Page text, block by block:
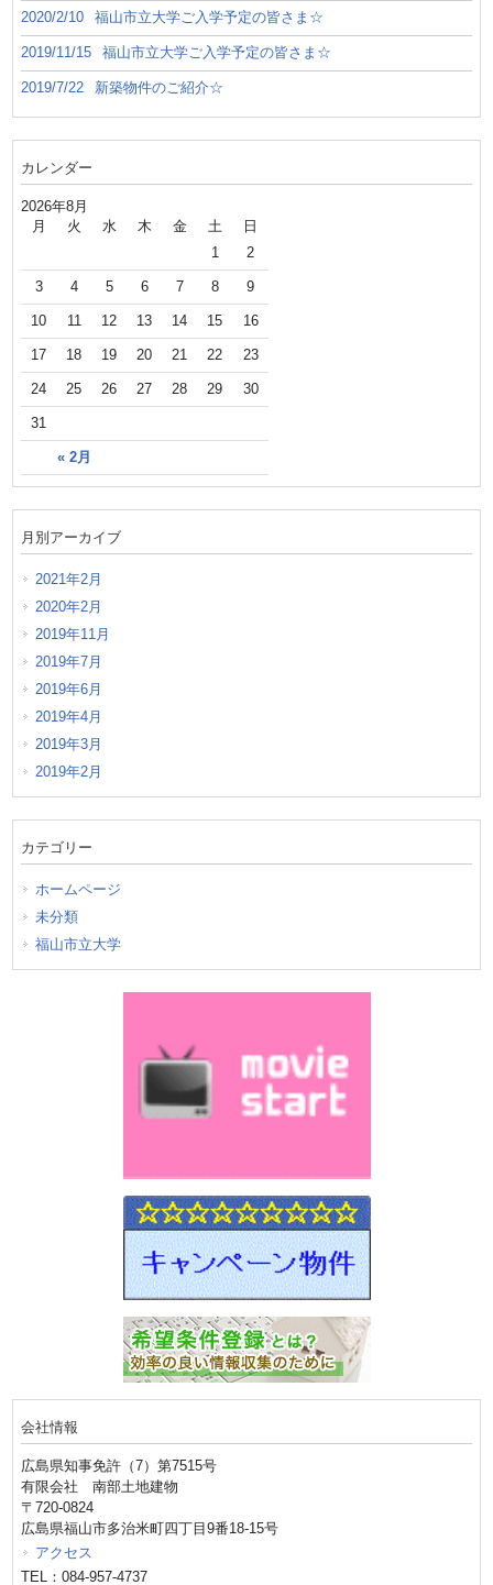
2020/2/10 福山市立大学ご入学予定の皆さま☆
2019/11/15 福山市立大学ご入学予定の皆さま☆
2019/7/22 新築物件のご紹介☆
カレンダー
2026年8月
月 火 水 木 金 土 日
« 2月
1 2
3 4 5 6 7 8 9
10 11 12 13 14 15 16
17 18 19 20 21 22 23
24 25 26 27 28 29 30
31
月別アーカイブ
2021年2月
2020年2月
2019年11月
2019年7月
2019年6月
2019年4月
2019年3月
2019年2月
カテゴリー
ホームページ
未分類
福山市立大学
会社情報
広島県知事免許（7）第7515号
有限会社 南部土地建物
〒720-0824
広島県福山市多治米町四丁目9番18-15号
アクセス
TEL：084-957-4737